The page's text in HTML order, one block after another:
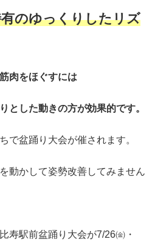
のゆっくりしたリズ
肉をほぐすには
とした動きの方が効果的です。
で盆踊り大会が催されます。
動かして姿勢改善してみません
寿駅前盆踊り大会が7/26㈮・